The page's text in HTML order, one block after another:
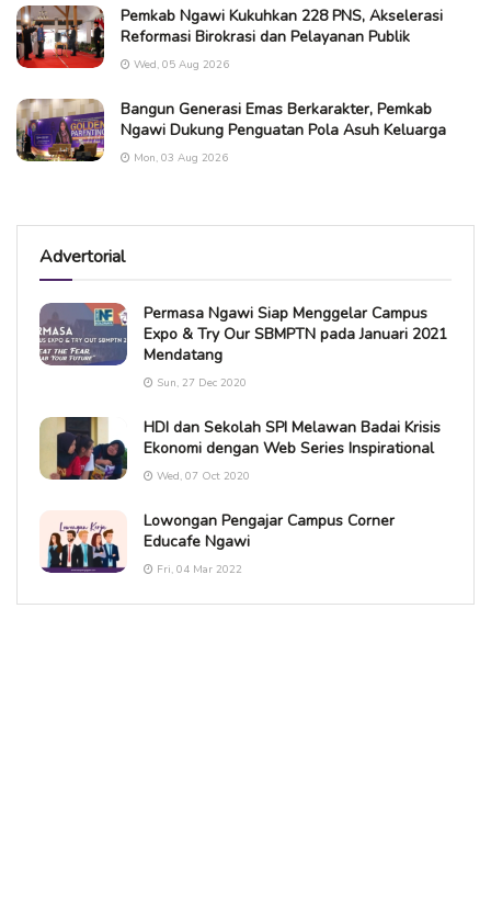
Pemkab Ngawi Kukuhkan 228 PNS, Akselerasi
Reformasi Birokrasi dan Pelayanan Publik
Wed, 05 Aug 2026
Bangun Generasi Emas Berkarakter, Pemkab
Ngawi Dukung Penguatan Pola Asuh Keluarga
Mon, 03 Aug 2026
Advertorial
Permasa Ngawi Siap Menggelar Campus
Expo & Try Our SBMPTN pada Januari 2021
Mendatang
Sun, 27 Dec 2020
HDI dan Sekolah SPI Melawan Badai Krisis
Ekonomi dengan Web Series Inspirational
Wed, 07 Oct 2020
Lowongan Pengajar Campus Corner
Educafe Ngawi
Fri, 04 Mar 2022